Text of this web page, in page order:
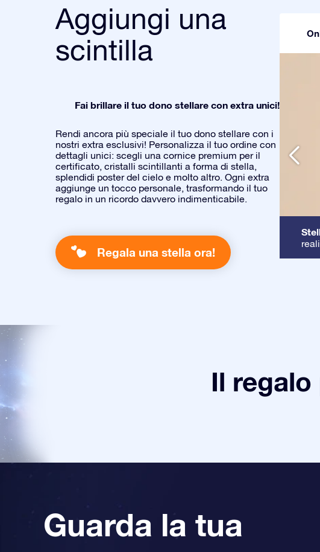
Aggiungi una
scintilla
Fai brillare il tuo dono stellare con extra unici!
Rendi ancora più speciale il tuo dono stellare con i
nostri extra esclusivi! Personalizza il tuo ordine con
dettagli unici: scegli una cornice premium per il
certificato, cristalli scintillanti a forma di stella,
splendidi poster del cielo e molto altro. Ogni extra
aggiunge un tocco personale, trasformando il tuo
regalo in un ricordo davvero indimenticabile.
Regala una stella ora!
Il
Guarda la tua